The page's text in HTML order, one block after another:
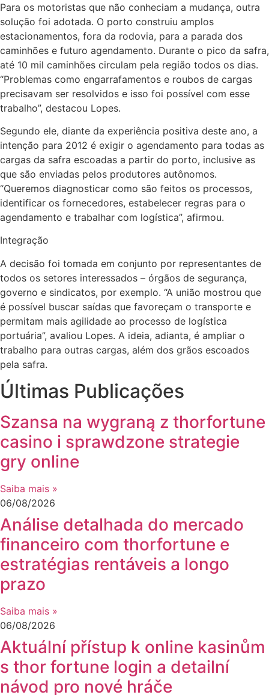
Para os motoristas que não conheciam a mudança, outra
solução foi adotada. O porto construiu amplos
estacionamentos, fora da rodovia, para a parada dos
caminhões e futuro agendamento. Durante o pico da safra,
até 10 mil caminhões circulam pela região todos os dias.
“Problemas como engarrafamentos e roubos de cargas
precisavam ser resolvidos e isso foi possível com esse
trabalho”, destacou Lopes.
Segundo ele, diante da experiência positiva deste ano, a
intenção para 2012 é exigir o agendamento para todas as
cargas da safra escoadas a partir do porto, inclusive as
que são enviadas pelos produtores autônomos.
“Queremos diagnosticar como são feitos os processos,
identificar os fornecedores, estabelecer regras para o
agendamento e trabalhar com logística”, afirmou.
Integração
A decisão foi tomada em conjunto por representantes de
todos os setores interessados – órgãos de segurança,
governo e sindicatos, por exemplo. “A união mostrou que
é possível buscar saídas que favoreçam o transporte e
permitam mais agilidade ao processo de logística
portuária”, avaliou Lopes. A ideia, adianta, é ampliar o
trabalho para outras cargas, além dos grãos escoados
pela safra.
Últimas Publicações
Szansa na wygraną z thorfortune
casino i sprawdzone strategie
gry online
Saiba mais »
06/08/2026
Análise detalhada do mercado
financeiro com thorfortune e
estratégias rentáveis a longo
prazo
Saiba mais »
06/08/2026
Aktuální přístup k online kasinům
s thor fortune login a detailní
návod pro nové hráče